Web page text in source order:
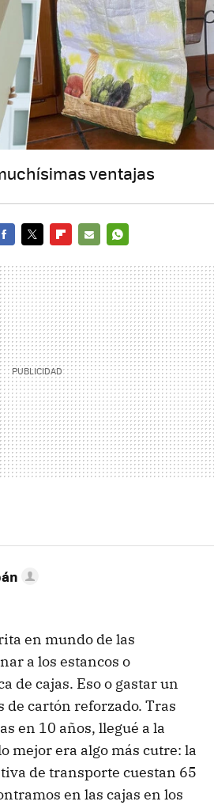
ventajas
MAIL
en mundo de las
a los estancos o
de cajas. Eso o gastar un
cartón reforzado. Tras
en 10 años, llegué a la
mejor era algo más cutre: la
de transporte cuestan 65
en las cajas en los